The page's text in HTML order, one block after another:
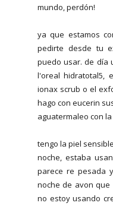
mundo, perdón!
ya que estamos
pedirte desde tu
puedo usar. de día
l'oreal hidratotal5,
ionax scrub o el
hago con eucerin
aguatermaleo con
tengo la piel
noche, estaba
parece re pesada
noche de avon
no estoy usando